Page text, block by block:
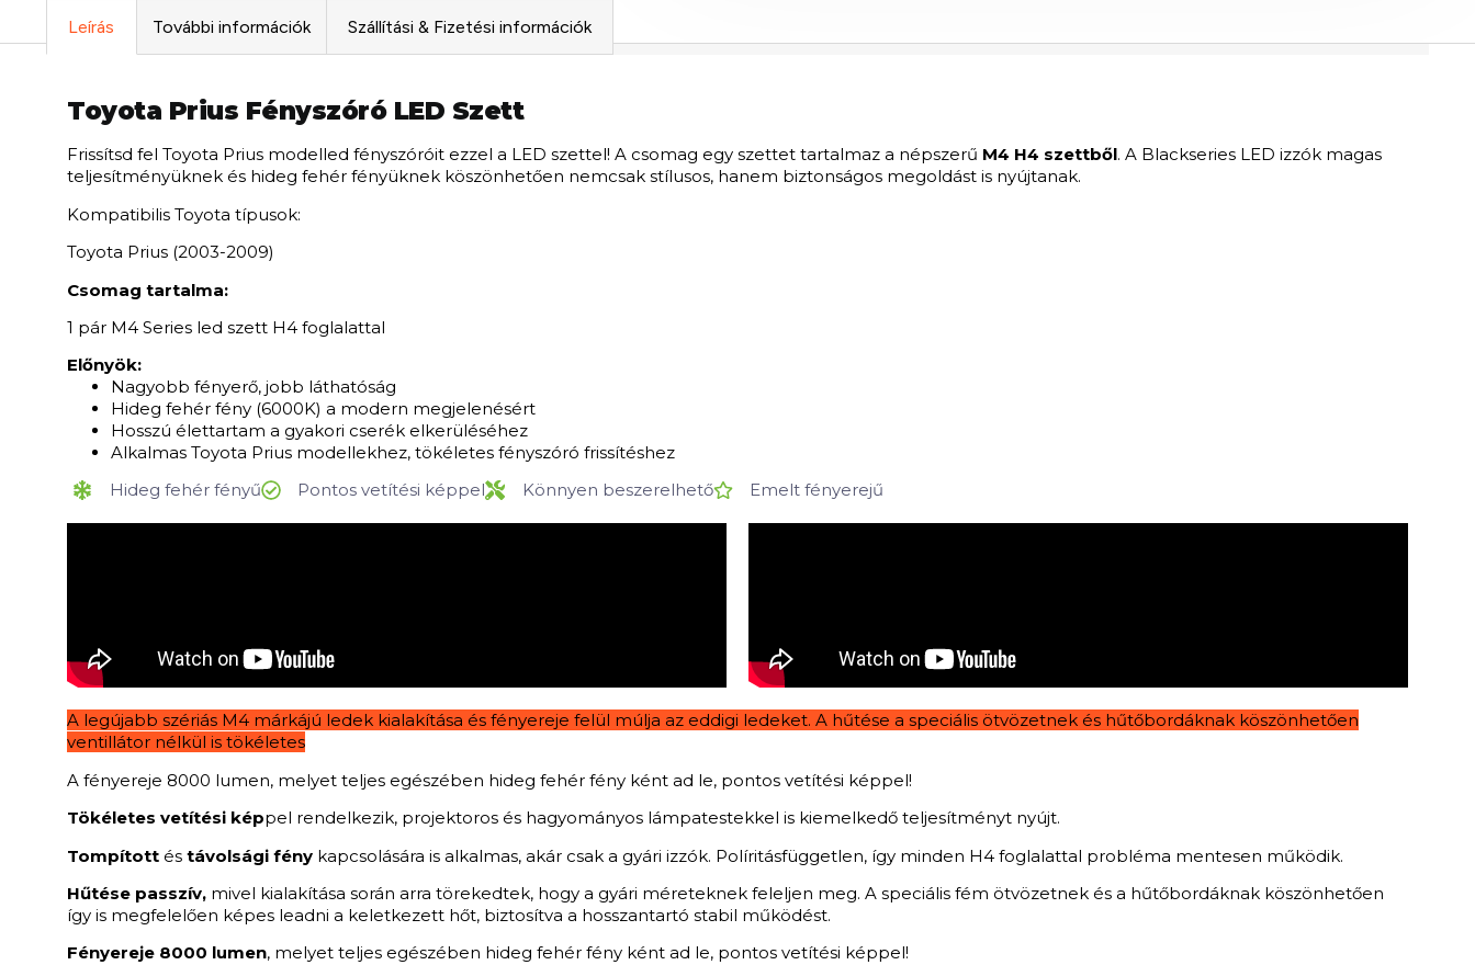
Leírás További információk Szállítási & Fizetési információk
Toyota Prius Fényszóró LED Szett
Frissítsd fel Toyota Prius modelled fényszóróit ezzel a LED szettel! A csomag egy szettet tartalmaz a népszerű M4 H4 szettből. A Blackseries LED izzók magas
teljesítményüknek és hideg fehér fényüknek köszönhetően nemcsak stílusos, hanem biztonságos megoldást is nyújtanak.
Kompatibilis Toyota típusok:
Toyota Prius (2003-2009)
Csomag tartalma:
1 pár M4 Series led szett H4 foglalattal
Előnyök:
Nagyobb fényerő, jobb láthatóság
Hideg fehér fény (6000K) a modern megjelenésért
Hosszú élettartam a gyakori cserék elkerüléséhez
Alkalmas Toyota Prius modellekhez, tökéletes fényszóró frissítéshez
Hideg fehér fényű
Pontos vetítési képpel Könnyen beszerelhető Emelt fényerejű
A legújabb szériás M4 márkájú ledek kialakítása és fényereje felül múlja az eddigi ledeket. A hűtése a speciális ötvözetnek és hűtőbordáknak köszönhetően
ventillátor nélkül is tökéletes
A fényereje 8000 lumen, melyet teljes egészében hideg fehér fény ként ad le, pontos vetítési képpel!
Tökéletes vetítési képpel rendelkezik, projektoros és hagyományos lámpatestekkel is kiemelkedő teljesítményt nyújt.
Tompított éstávolsági fény kapcsolására is alkalmas, akár csak a gyári izzók. Políritásfüggetlen, így minden H4 foglalattal probléma mentesen működik.
Hűtése passzív, mivel kialakítása során arra törekedtek, hogy a gyári méreteknek feleljen meg. A speciális fém ötvözetnek és a hűtőbordáknak köszönhetően
így is megfelelően képes leadni a keletkezett hőt, biztosítva a hosszantartó stabil működést.
Fényereje 8000 lumen, melyet teljes egészében hideg fehér fény ként ad le, pontos vetítési képpel!